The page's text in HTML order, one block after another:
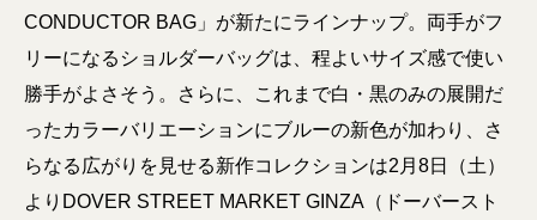
CONDUCTOR BAG」が新たにラインナップ。両手がフ
リーになるショルダーバッグは、程よいサイズ感で使い
勝手がよさそう。さらに、これまで白・黒のみの展開だ
ったカラーバリエーションにブルーの新色が加わり、さ
らなる広がりを見せる新作コレクションは2月8日（土）
よりDOVER STREET MARKET GINZA（ドーバースト